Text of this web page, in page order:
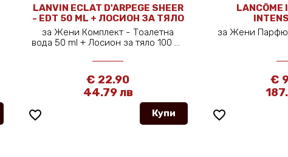
favorite_border
LANVIN ECLAT D'ARPEGE SHEER
- EDT 50 ML + ЛОСИОН ЗА ТЯЛО
100 ML
за Жени Комплект - Тоалетна
вода 50 ml + Лосион за тяло 100 ...
€ 22.90
44.79 лв
Купи favorite_border
LANCÔME
за Жени
€